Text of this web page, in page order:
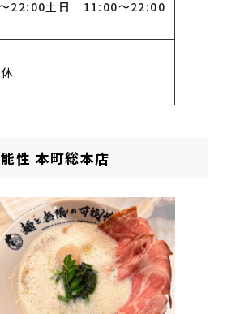
22:00土日 11:00〜22:00
性 本町総本店